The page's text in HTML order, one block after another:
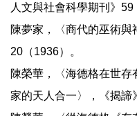
人文與社會科學期刊》59
陳夢家，〈商代的巫術與
20（1936）。
陳榮華，〈海德格在世存
家的天人合一〉，《揭諦